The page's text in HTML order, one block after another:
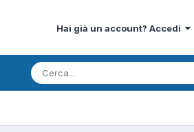
Hai già un account? Accedi